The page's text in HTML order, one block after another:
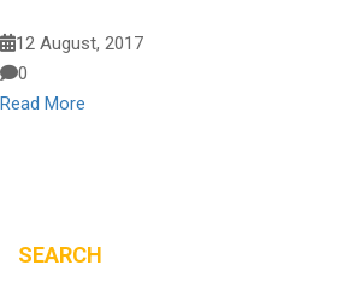
12 August, 2017
0
Read More
SEARCH